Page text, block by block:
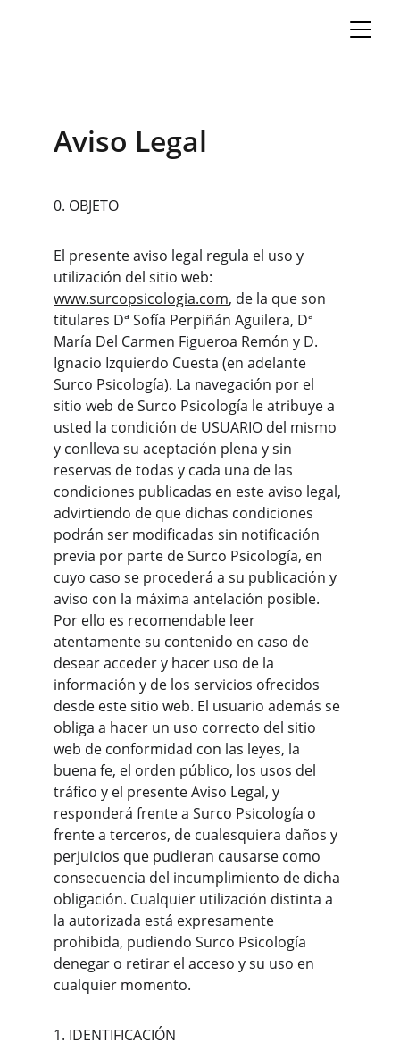
Aviso Legal
0. OBJETO
El presente aviso legal regula el uso y
utilización del sitio web:
www.surcopsicologia.com, de la que son
titulares Dª Sofía Perpiñán Aguilera, Dª
María Del Carmen Figueroa Remón y D.
Ignacio Izquierdo Cuesta (en adelante
Surco Psicología). La navegación por el
sitio web de Surco Psicología le atribuye a
usted la condición de USUARIO del mismo
y conlleva su aceptación plena y sin
reservas de todas y cada una de las
condiciones publicadas en este aviso legal,
advirtiendo de que dichas condiciones
podrán ser modificadas sin notificación
previa por parte de Surco Psicología, en
cuyo caso se procederá a su publicación y
aviso con la máxima antelación posible.
Por ello es recomendable leer
atentamente su contenido en caso de
desear acceder y hacer uso de la
información y de los servicios ofrecidos
desde este sitio web. El usuario además se
obliga a hacer un uso correcto del sitio
web de conformidad con las leyes, la
buena fe, el orden público, los usos del
tráfico y el presente Aviso Legal, y
responderá frente a Surco Psicología o
frente a terceros, de cualesquiera daños y
perjuicios que pudieran causarse como
consecuencia del incumplimiento de dicha
obligación. Cualquier utilización distinta a
la autorizada está expresamente
prohibida, pudiendo Surco Psicología
denegar o retirar el acceso y su uso en
cualquier momento.
1. IDENTIFICACIÓN